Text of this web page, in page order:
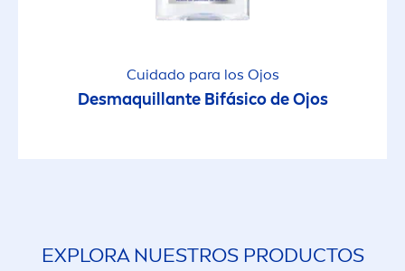
Cuidado para los Ojos
Desmaquillante Bifásico de Ojos
EXPLORA NUESTROS PRODUCTOS